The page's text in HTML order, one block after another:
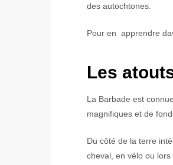
des autochtones.
Pour en apprendre
Les
La Barbade est
magnifiques et de
Du côté de la terre
cheval, en vélo ou